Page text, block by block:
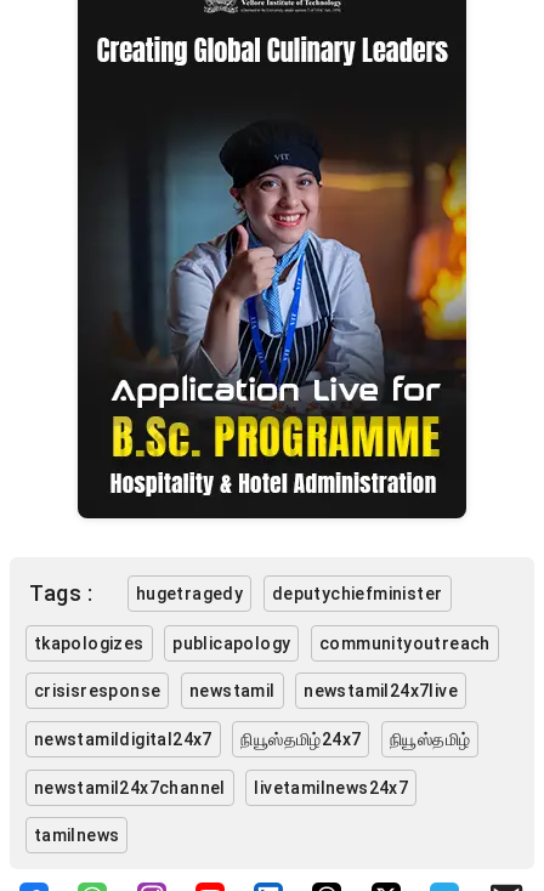
Tags : hugetragedy deputychiefminister
tkapologizes publicapology communityoutreach
crisisresponse newstamil newstamil24x7live
newstamildigital24x7 நியூஸ்தமிழ்24x7 நியூஸ்தமிழ்
newstamil24x7channel livetamilnews24x7
tamilnews